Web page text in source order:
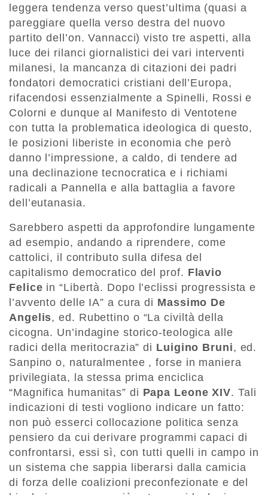
leggera tendenza verso quest’ultima (quasi a
pareggiare quella verso destra del nuovo
partito dell’on. Vannacci) visto tre aspetti, alla
luce dei rilanci giornalistici dei vari interventi
milanesi, la mancanza di citazioni dei padri
fondatori democratici cristiani dell’Europa,
rifacendosi essenzialmente a Spinelli, Rossi e
Colorni e dunque al Manifesto di Ventotene
con tutta la problematica ideologica di questo,
le posizioni liberiste in economia che però
danno l’impressione, a caldo, di tendere ad
una declinazione tecnocratica e i richiami
radicali a Pannella e alla battaglia a favore
dell’eutanasia.
Sarebbero aspetti da approfondire lungamente
ad esempio, andando a riprendere, come
cattolici, il contributo sulla difesa del
capitalismo democratico del prof. Flavio
Felice in “Libertà. Dopo l’eclissi progressista e
l’avvento delle IA” a cura di Massimo De
Angelis, ed. Rubettino o “La civiltà della
cicogna. Un’indagine storico-teologica alle
radici della meritocrazia” di Luigino Bruni, ed.
Sanpino o, naturalmentee , forse in maniera
privilegiata, la stessa prima enciclica
“Magnifica humanitas” di Papa Leone XIV. Tali
indicazioni di testi vogliono indicare un fatto:
non può esserci collocazione politica senza
pensiero da cui derivare programmi capaci di
confrontarsi, essi sì, con tutti quelli in campo in
un sistema che sappia liberarsi dalla camicia
di forza delle coalizioni preconfezionate e del